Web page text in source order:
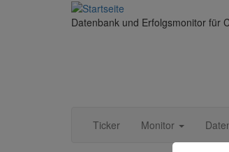
Datenbank und Erfolgsmonitor für
Ticker Monitor